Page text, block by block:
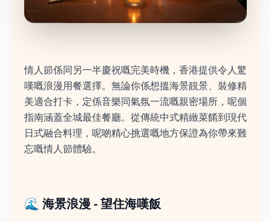
情人節係同另一半慶祝嘅完美時機，香港提供令人驚
嘆嘅浪漫用餐選擇。無論你係想搵海景靚景、裝修精
美適合打卡，定係音樂同氣氛一流嘅親密場所，呢個
指南涵蓋全城最佳餐廳。從傳統中式精緻菜餚到現代
日式融合料理，呢啲精心挑選嘅地方保證為你帶來難
忘嘅情人節體驗。
🌊 海景浪漫 - 望住海嘆飯